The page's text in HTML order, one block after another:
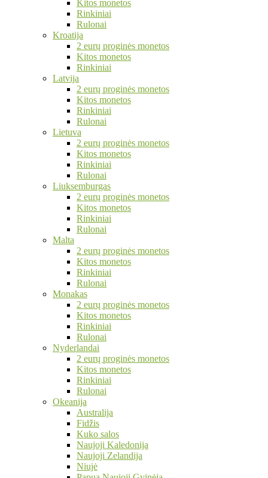
Kitos monetos
Rinkiniai
Rulonai
Kroatija
2 eurų proginės monetos
Kitos monetos
Rinkiniai
Latvija
2 eurų proginės monetos
Kitos monetos
Rinkiniai
Rulonai
Lietuva
2 eurų proginės monetos
Kitos monetos
Rinkiniai
Rulonai
Liuksemburgas
2 eurų proginės monetos
Kitos monetos
Rinkiniai
Rulonai
Malta
2 eurų proginės monetos
Kitos monetos
Rinkiniai
Rulonai
Monakas
2 eurų proginės monetos
Kitos monetos
Rinkiniai
Rulonai
Nyderlandai
2 eurų proginės monetos
Kitos monetos
Rinkiniai
Rulonai
Okeanija
Australija
Fidžis
Kuko salos
Naujoji Kaledonija
Naujoji Zelandija
Niujė